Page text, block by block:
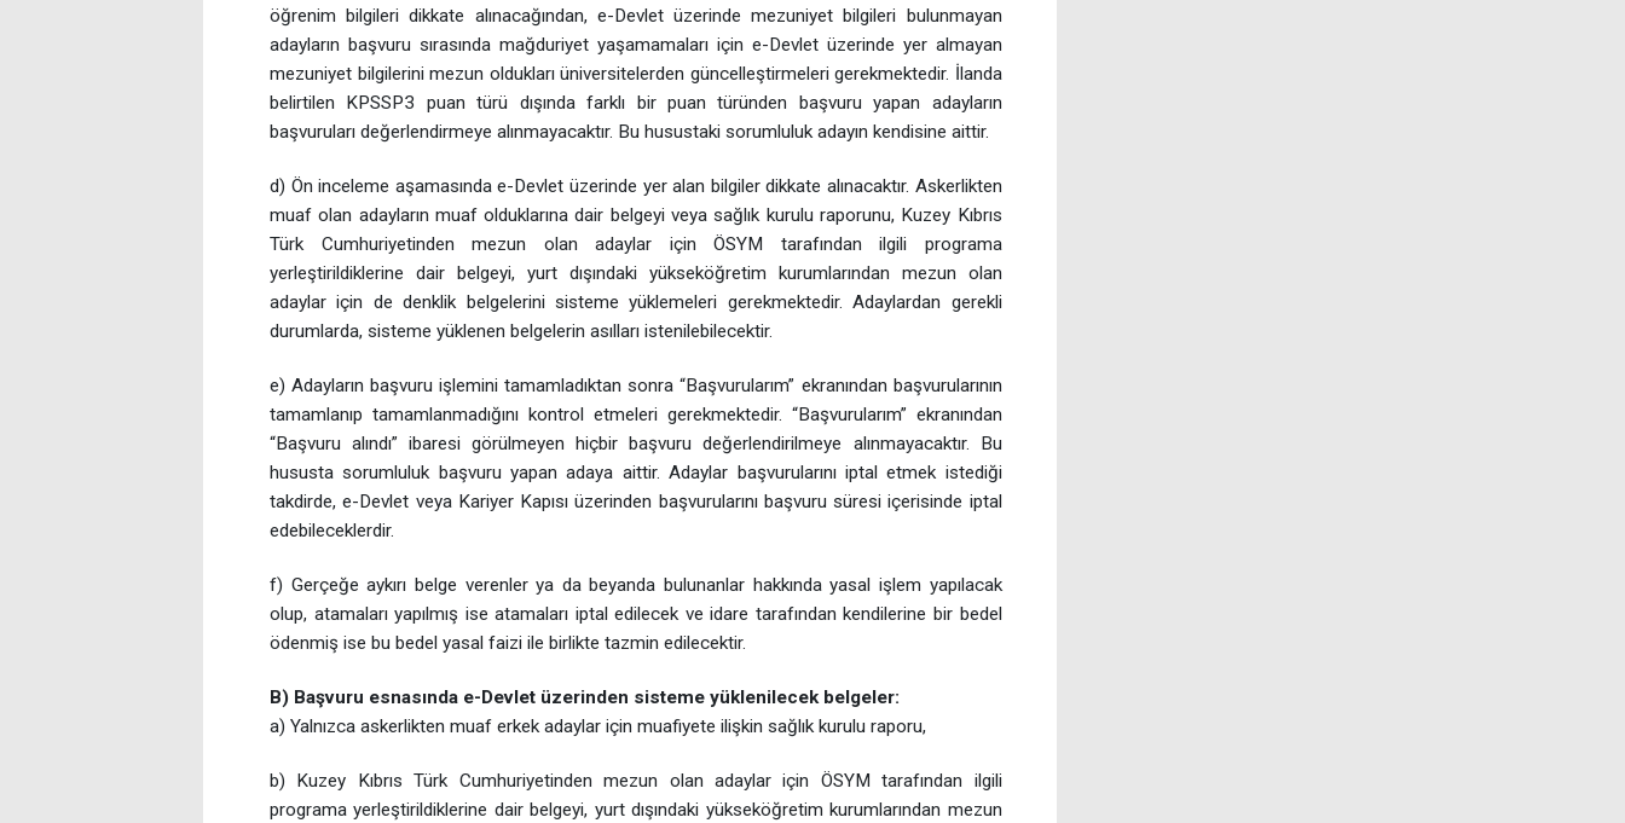
öğrenim bilgileri dikkate alınacağından, e-Devlet üzerinde mezuniyet bilgileri bulunmayan
adayların başvuru sırasında mağduriyet yaşamamaları için e-Devlet üzerinde yer almayan
mezuniyet bilgilerini mezun oldukları üniversitelerden güncelleştirmeleri gerekmektedir. İlanda
belirtilen KPSSP3 puan türü dışında farklı bir puan türünden başvuru yapan adayların
başvuruları değerlendirmeye alınmayacaktır. Bu husustaki sorumluluk adayın kendisine aittir.
d) Ön inceleme aşamasında e-Devlet üzerinde yer alan bilgiler dikkate alınacaktır. Askerlikten
muaf olan adayların muaf olduklarına dair belgeyi veya sağlık kurulu raporunu, Kuzey Kıbrıs
Türk Cumhuriyetinden mezun olan adaylar için ÖSYM tarafından ilgili programa
yerleştirildiklerine dair belgeyi, yurt dışındaki yükseköğretim kurumlarından mezun olan
adaylar için de denklik belgelerini sisteme yüklemeleri gerekmektedir. Adaylardan gerekli
durumlarda, sisteme yüklenen belgelerin asılları istenilebilecektir.
e) Adayların başvuru işlemini tamamladıktan sonra “Başvurularım” ekranından başvurularının
tamamlanıp tamamlanmadığını kontrol etmeleri gerekmektedir. “Başvurularım” ekranından
“Başvuru alındı” ibaresi görülmeyen hiçbir başvuru değerlendirilmeye alınmayacaktır. Bu
hususta sorumluluk başvuru yapan adaya aittir. Adaylar başvurularını iptal etmek istediği
takdirde, e-Devlet veya Kariyer Kapısı üzerinden başvurularını başvuru süresi içerisinde iptal
edebileceklerdir.
f) Gerçeğe aykırı belge verenler ya da beyanda bulunanlar hakkında yasal işlem yapılacak
olup, atamaları yapılmış ise atamaları iptal edilecek ve idare tarafından kendilerine bir bedel
ödenmiş ise bu bedel yasal faizi ile birlikte tazmin edilecektir.
B) Başvuru esnasında e-Devlet üzerinden sisteme yüklenilecek belgeler:
a) Yalnızca askerlikten muaf erkek adaylar için muafiyete ilişkin sağlık kurulu raporu,
b) Kuzey Kıbrıs Türk Cumhuriyetinden mezun olan adaylar için ÖSYM tarafından ilgili
programa yerleştirildiklerine dair belgeyi, yurt dışındaki yükseköğretim kurumlarından mezun